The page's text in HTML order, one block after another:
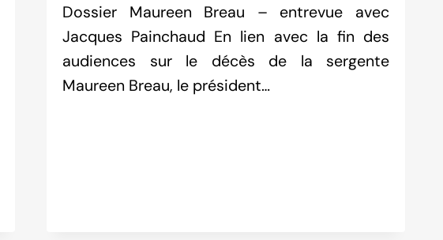
Dossier Maureen Breau – entrevue avec
Jacques Painchaud En lien avec la fin des
audiences sur le décès de la sergente
Maureen Breau, le président…